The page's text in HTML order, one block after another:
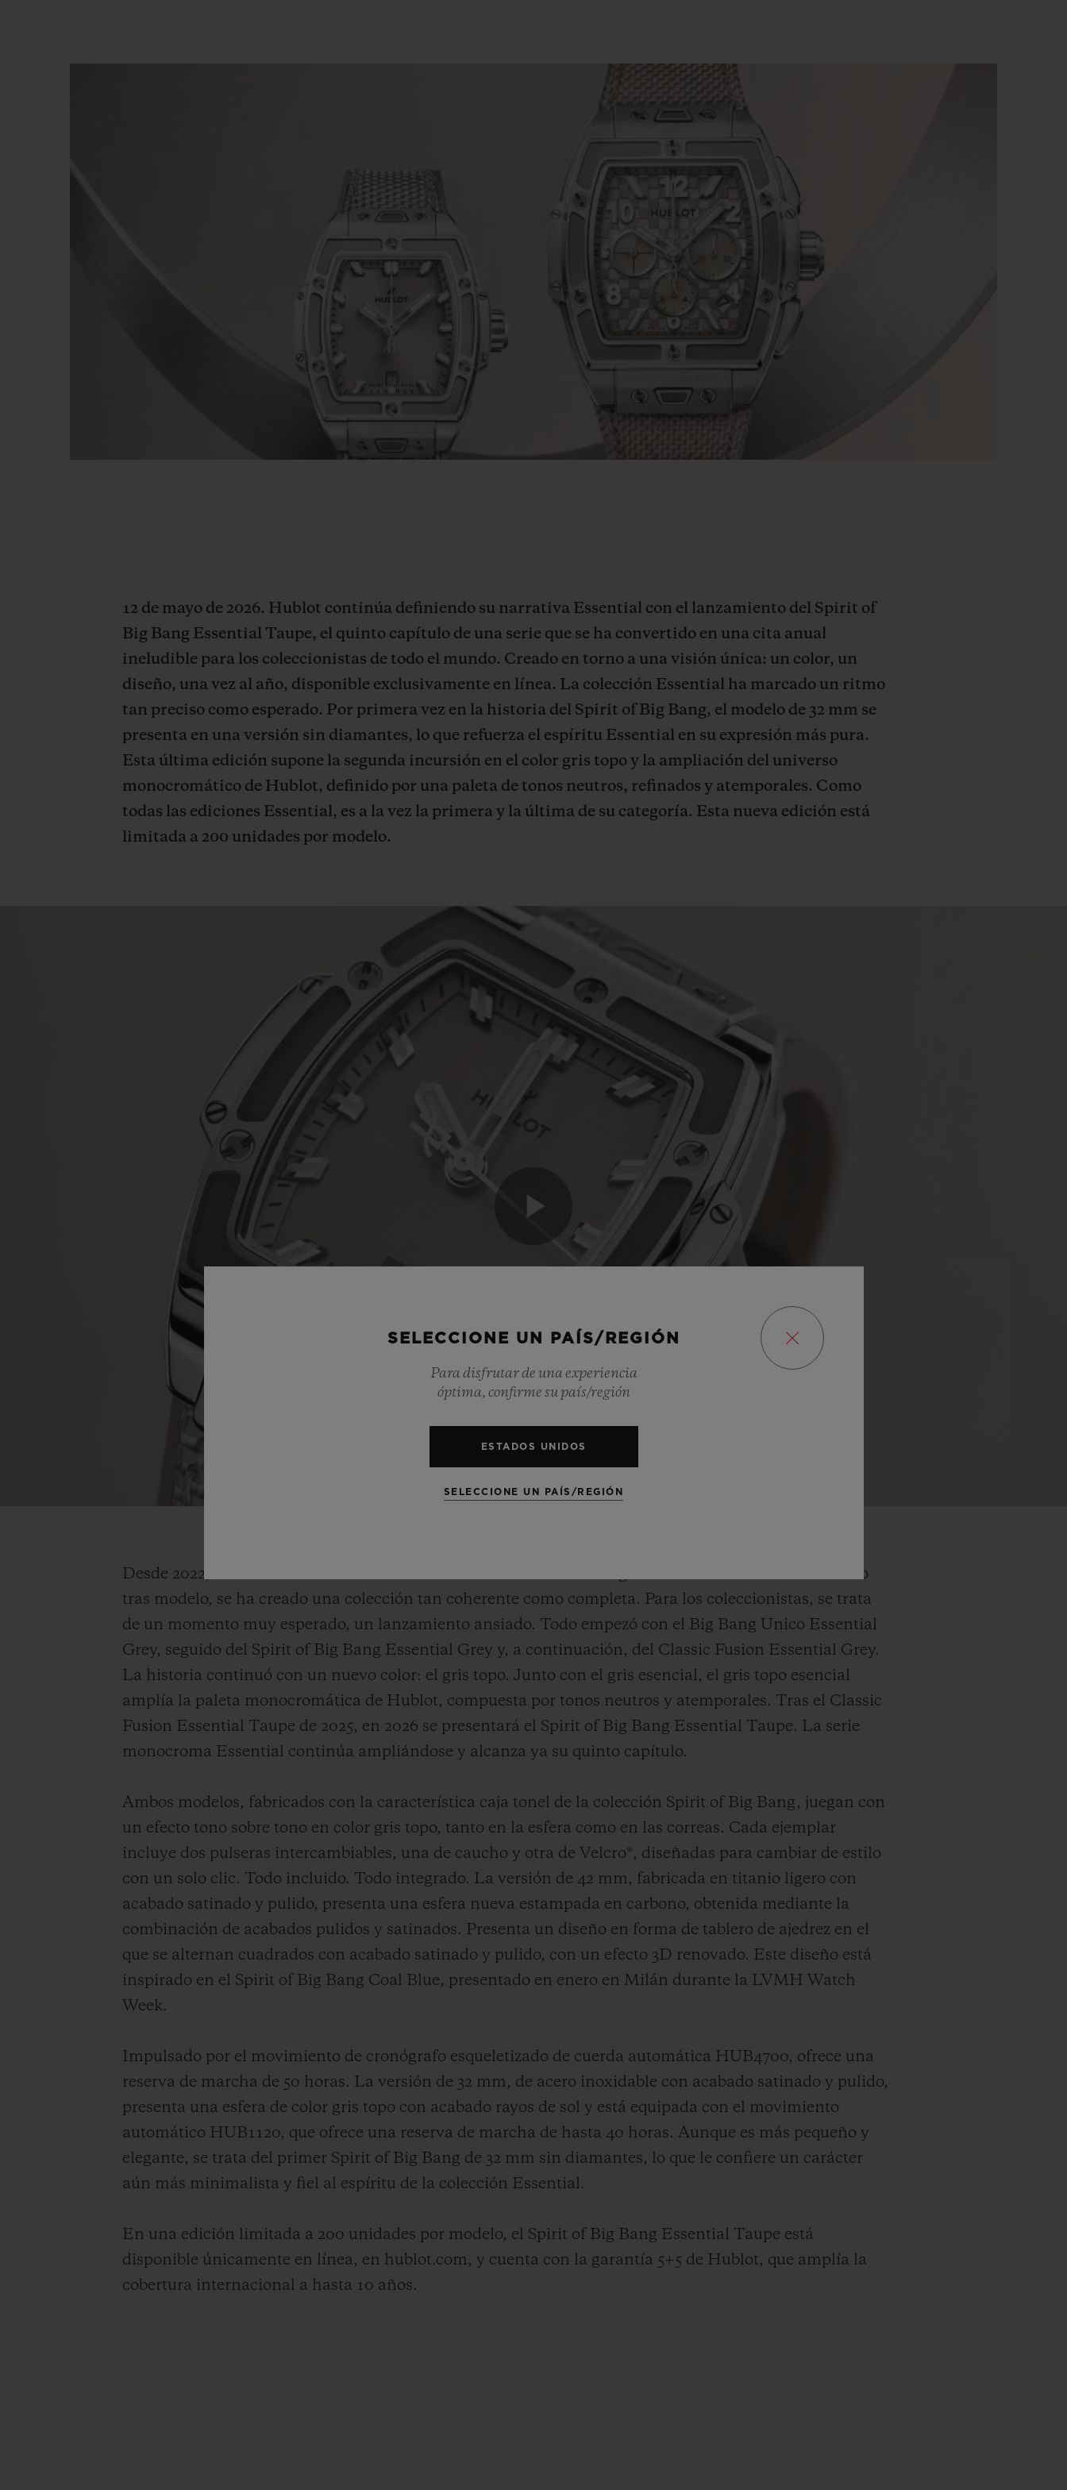
12 de mayo de 2026. Hublot continúa definiendo su narrativa Essential con el lanzamiento del Spirit of
Big Bang Essential Taupe, el quinto capítulo de una serie que se ha convertido en una cita anual
ineludible para los coleccionistas de todo el mundo. Creado en torno a una visión única: un color, un
diseño, una vez al año, disponible exclusivamente en línea. La colección Essential ha marcado un ritmo
tan preciso como esperado. Por primera vez en la historia del Spirit of Big Bang, el modelo de 32 mm se
presenta en una versión sin diamantes, lo que refuerza el espíritu Essential en su expresión más pura.
Esta última edición supone la segunda incursión en el color gris topo y la ampliación del universo
monocromático de Hublot, definido por una paleta de tonos neutros, refinados y atemporales. Como
todas las ediciones Essential, es a la vez la primera y la última de su categoría. Esta nueva edición está
limitada a 200 unidades por modelo.
Desde 2022, todos los lanzamientos de la colección Essential han seguido un ritmo constante. Modelo
tras modelo, se ha creado una colección tan coherente como completa. Para los coleccionistas, se trata
de un momento muy esperado, un lanzamiento ansiado. Todo empezó con el Big Bang Unico Essential
Grey, seguido del Spirit of Big Bang Essential Grey y, a continuación, del Classic Fusion Essential Grey.
La historia continuó con un nuevo color: el gris topo. Junto con el gris esencial, el gris topo esencial
amplía la paleta monocromática de Hublot, compuesta por tonos neutros y atemporales. Tras el Classic
Fusion Essential Taupe de 2025, en 2026 se presentará el Spirit of Big Bang Essential Taupe. La serie
monocroma Essential continúa ampliándose y alcanza ya su quinto capítulo.
Ambos modelos, fabricados con la característica caja tonel de la colección Spirit of Big Bang, juegan con
un efecto tono sobre tono en color gris topo, tanto en la esfera como en las correas. Cada ejemplar
incluye dos pulseras intercambiables, una de caucho y otra de Velcro®, diseñadas para cambiar de estilo
con un solo clic. Todo incluido. Todo integrado. La versión de 42 mm, fabricada en titanio ligero con
acabado satinado y pulido, presenta una esfera nueva estampada en carbono, obtenida mediante la
combinación de acabados pulidos y satinados. Presenta un diseño en forma de tablero de ajedrez en el
que se alternan cuadrados con acabado satinado y pulido, con un efecto 3D renovado. Este diseño está
inspirado en el Spirit of Big Bang Coal Blue, presentado en enero en Milán durante la LVMH Watch
Week.
Impulsado por el movimiento de cronógrafo esqueletizado de cuerda automática HUB4700, ofrece una
reserva de marcha de 50 horas. La versión de 32 mm, de acero inoxidable con acabado satinado y pulido,
presenta una esfera de color gris topo con acabado rayos de sol y está equipada con el movimiento
automático HUB1120, que ofrece una reserva de marcha de hasta 40 horas. Aunque es más pequeño y
elegante, se trata del primer Spirit of Big Bang de 32 mm sin diamantes, lo que le confiere un carácter
aún más minimalista y fiel al espíritu de la colección Essential.
En una edición limitada a 200 unidades por modelo, el Spirit of Big Bang Essential Taupe está
disponible únicamente en línea, en hublot.com, y cuenta con la garantía 5+5 de Hublot, que amplía la
cobertura internacional a hasta 10 años.
SELECCIONE UN PAÍS/REGIÓN
Para disfrutar de una experiencia
óptima, confirme su país/región
ESTADOS UNIDOS
SELECCIONE UN PAÍS/REGIÓN
DEVOLUCIONES Y
ENVÍOS GRATUITOS
CONTACTO ENCONTRAR UNA BOUTIQUE